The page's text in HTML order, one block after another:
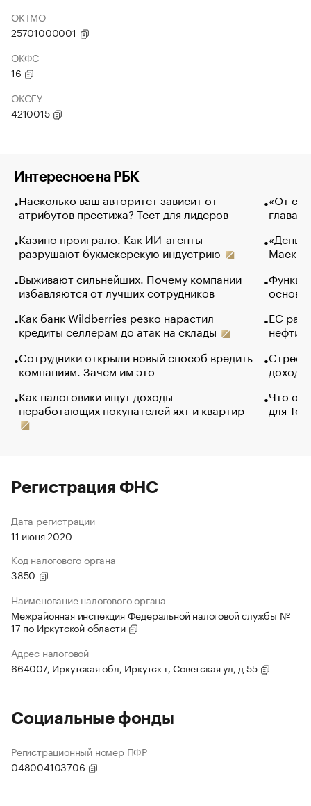
ОКТМО
25701000001
ОКФС
16
ОКОГУ
4210015
Интересное на РБК
Насколько ваш авторитет зависит от
атрибутов престижа? Тест для лидеров
Казино проиграло. Как ИИ-агенты
разрушают букмекерскую индустрию
Выживают сильнейших. Почему компании
избавляются от лучших сотрудников
Как банк Wildberries резко нарастил
кредиты селлерам до атак на склады
Сотрудники открыли новый способ вредить
компаниям. Зачем им это
Как налоговики ищут доходы
неработающих покупателей яхт и квартир
«От
глава
Маск в
основ
ЕС
нефти
Что
для
Регистрация ФНС
Дата регистрации
11 июня 2020
Код налогового органа
3850
Наименование налогового органа
Межрайонная инспекция Федеральной налоговой службы №
17 по Иркутской области
Адрес налоговой
664007, Иркутская обл, Иркутск г, Советская ул, д 55
Социальные фонды
Регистрационный номер ПФР
048004103706